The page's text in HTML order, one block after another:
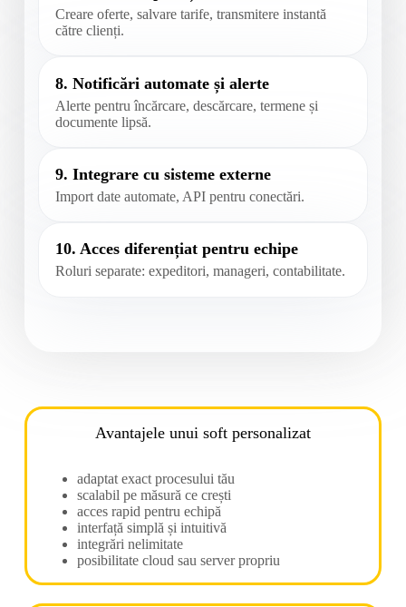
Creare oferte, salvare tarife, transmitere instantă
către clienți.
8. Notificări automate și alerte
Alerte pentru încărcare, descărcare, termene și
documente lipsă.
9. Integrare cu sisteme externe
Import date automate, API pentru conectări.
10. Acces diferențiat pentru echipe
Roluri separate: expeditori, manageri, contabilitate.
Avantajele unui soft personalizat
adaptat exact procesului tău
scalabil pe măsură ce crești
acces rapid pentru echipă
interfață simplă și intuitivă
integrări nelimitate
posibilitate cloud sau server propriu